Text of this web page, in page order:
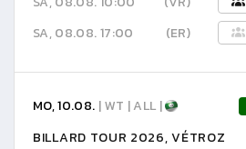
SA, 08.08. 17:00
(ER)
MO, 10.08. | WT | ALL |
BILLARD TOUR 2026, VÉTROZ